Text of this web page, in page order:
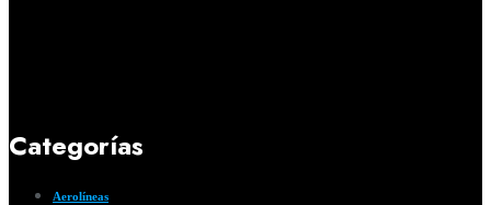
Categorías
Aerolíneas